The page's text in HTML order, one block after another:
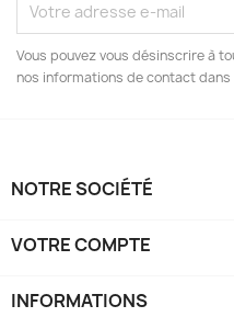
Vous pouvez vous désinscrire à
nos informations de contact
NOTRE SOCIÉTÉ
VOTRE COMPTE
INFORMATIONS